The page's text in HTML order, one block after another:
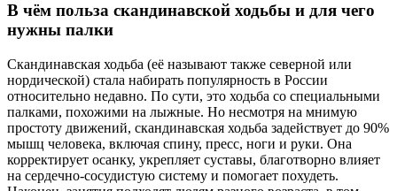
В чём польза скандинавской ходьбы и для чего
нужны палки
Скандинавская ходьба (её называют также северной или
нордической) стала набирать популярность в России
относительно недавно. По сути, это ходьба со специальными
палками, похожими на лыжные. Но несмотря на мнимую
простоту движений, скандинавская ходьба задействует до 90%
мышц человека, включая спину, пресс, ноги и руки. Она
корректирует осанку, укрепляет суставы, благотворно влияет
на сердечно-сосудистую систему и помогает похудеть.